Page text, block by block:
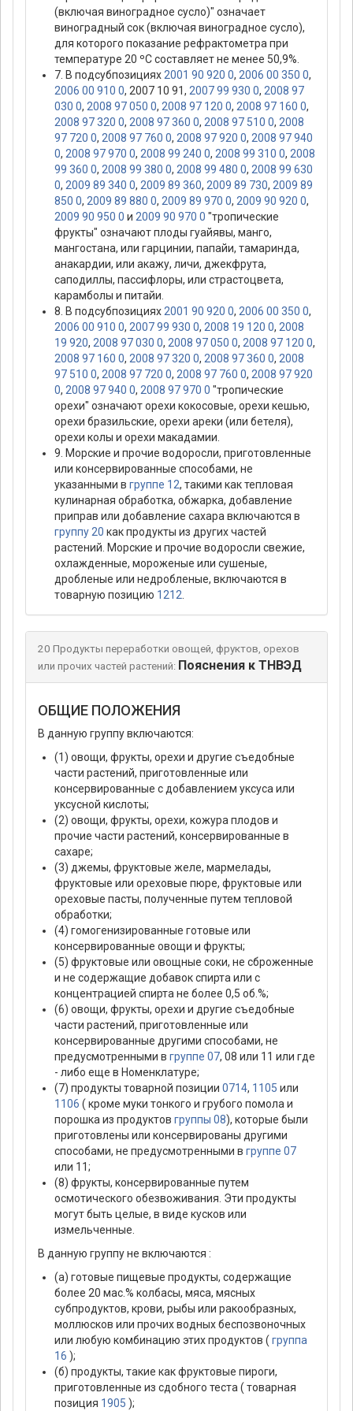
(включая виноградное сусло)" означает
виноградный сок (включая виноградное сусло),
для которого показание рефрактометра при
температуре 20 ºС составляет не менее 50,9%.
7. В подсубпозициях 2001 90 920 0, 2006 00 350 0,
2006 00 910 0, 2007 10 91, 2007 99 930 0, 2008 97
030 0, 2008 97 050 0, 2008 97 120 0, 2008 97 160 0,
2008 97 320 0, 2008 97 360 0, 2008 97 510 0, 2008
97 720 0, 2008 97 760 0, 2008 97 920 0, 2008 97 940
0, 2008 97 970 0, 2008 99 240 0, 2008 99 310 0, 2008
99 360 0, 2008 99 380 0, 2008 99 480 0, 2008 99 630
0, 2009 89 340 0, 2009 89 360, 2009 89 730, 2009 89
850 0, 2009 89 880 0, 2009 89 970 0, 2009 90 920 0,
2009 90 950 0 и 2009 90 970 0 "тропические
фрукты" означают плоды гуайявы, манго,
мангостана, или гарцинии, папайи, тамаринда,
анакардии, или акажу, личи, джекфрута,
саподиллы, пассифлоры, или страстоцвета,
карамболы и питайи.
8. В подсубпозициях 2001 90 920 0, 2006 00 350 0,
2006 00 910 0, 2007 99 930 0, 2008 19 120 0, 2008
19 920, 2008 97 030 0, 2008 97 050 0, 2008 97 120 0,
2008 97 160 0, 2008 97 320 0, 2008 97 360 0, 2008
97 510 0, 2008 97 720 0, 2008 97 760 0, 2008 97 920
0, 2008 97 940 0, 2008 97 970 0 "тропические
орехи" означают орехи кокосовые, орехи кешью,
орехи бразильские, орехи ареки (или бетеля),
орехи колы и орехи макадамии.
9. Морские и прочие водоросли, приготовленные
или консервированные способами, не
указанными в группе 12, такими как тепловая
кулинарная обработка, обжарка, добавление
приправ или добавление сахара включаются в
группу 20 как продукты из других частей
растений. Морские и прочие водоросли свежие,
охлажденные, мороженые или сушеные,
дробленые или недробленые, включаются в
товарную позицию 1212
20 Продукты переработки овощей, фруктов, орехов
или прочих частей растений: Пояснения к ТНВЭД
ОБЩИЕ ПОЛОЖЕНИЯ
В данную группу включаются:
(1) овощи, фрукты, орехи и другие съедобные
части растений, приготовленные или
консервированные с добавлением уксуса или
уксусной кислоты;
(2) овощи, фрукты, орехи, кожура плодов и
прочие части растений, консервированные в
сахаре;
(3) джемы, фруктовые желе, мармелады,
фруктовые или ореховые пюре, фруктовые или
ореховые пасты, полученные путем тепловой
обработки;
(4) гомогенизированные готовые или
консервированные овощи и фрукты;
(5) фруктовые или овощные соки, не сброженные
и не содержащие добавок спирта или с
концентрацией спирта не более 0,5 об.%;
(6) овощи, фрукты, орехи и другие съедобные
части растений, приготовленные или
консервированные другими способами, не
предусмотренными в группе 07, 08 или 11 или где
- либо еще в Номенклатуре;
(7) продукты товарной позиции 0714, 1105 или
1106 ( кроме муки тонкого и грубого помола и
порошка из продуктов группы 08), которые были
приготовлены или консервированы другими
способами, не предусмотренными в группе 07
или 11;
(8) фрукты, консервированные путем
осмотического обезвоживания. Эти продукты
могут быть целые, в виде кусков или
измельченные.
В данную группу не включаются :
(а) готовые пищевые продукты, содержащие
более 20 мас.% колбасы, мяса, мясных
субпродуктов, крови, рыбы или ракообразных,
моллюсков или прочих водных беспозвоночных
или любую комбинацию этих продуктов ( группа
16 );
(б) продукты, такие как фруктовые пироги,
приготовленные из сдобного теста ( товарная
позиция 1905 );